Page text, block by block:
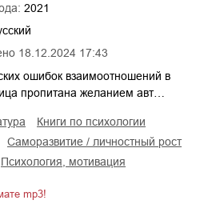
18.12.2024 17:43
2021
ошибок взаимоотношений в
пропитана желанием авт…
книги по психологии
саморазвитие / личностный рост
психология, мотивация
mp3!